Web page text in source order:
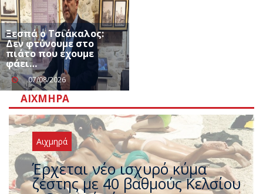
Ξεσπά ο Τσιάκαλος:
Δεν φτύνουμε στο
πιάτο που έχουμε
φάει…
07/08/2026
ΑΙΧΜΗΡΆ
Αιχμηρά
Άφαντος ο Τσίπρας… την ώρα
που η χώρα καίγεται